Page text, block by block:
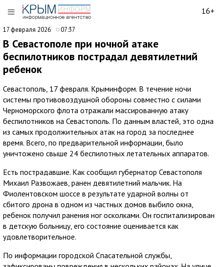
16+
17 февраля 2026 07:37
В Севастополе при ночной атаке
беспилотников пострадал девятилетний
ребенок
Севастополь, 17 февраля. Крыминформ. В течение ночи
системы противовоздушной обороны совместно с силами
Черноморского флота отражали массированную атаку
беспилотников на Севастополь. По данным властей, это одна
из самых продолжительных атак на город за последнее
время. Всего, по предварительной информации, было
уничтожено свыше 24 беспилотных летательных аппаратов.
Есть пострадавшие. Как сообщил губернатор Севастополя
Михаил Развожаев, ранен девятилетний мальчик. На
Фиолентовском шоссе в результате ударной волны от
сбитого дрона в одном из частных домов выбило окна,
ребенок получил ранения ног осколками. Он госпитализирован
в детскую больницу, его состояние оценивается как
удовлетворительное.
По информации городской Спасательной службы,